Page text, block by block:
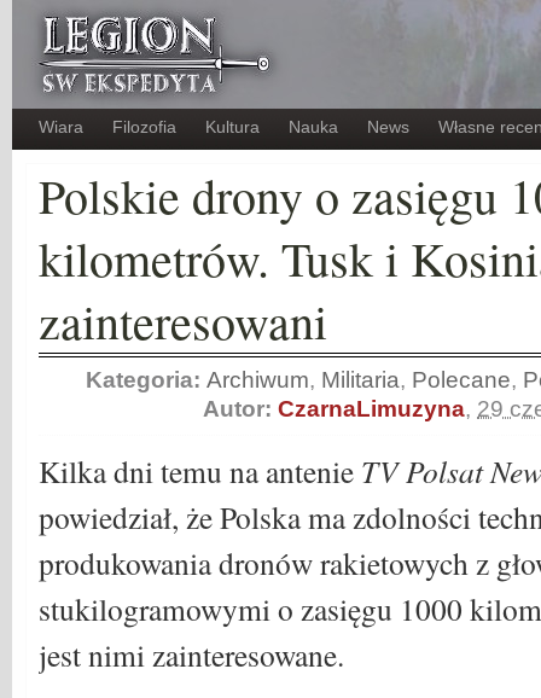
Wiara Filozofia Kultura Nauka News Własne
Polskie drony o zasięgu
kilometrów. Tusk i
zainteresowani
Kategoria:Archiwum, Militaria, Polecane,
Autor:CzarnaLimuzyna, 29
Kilka dni temu na antenie TV Polsat
powiedział, że Polska ma zdolności
produkowania dronów rakietowych z
stukilogramowymi o zasięgu 1000
jest nimi zainteresowane.